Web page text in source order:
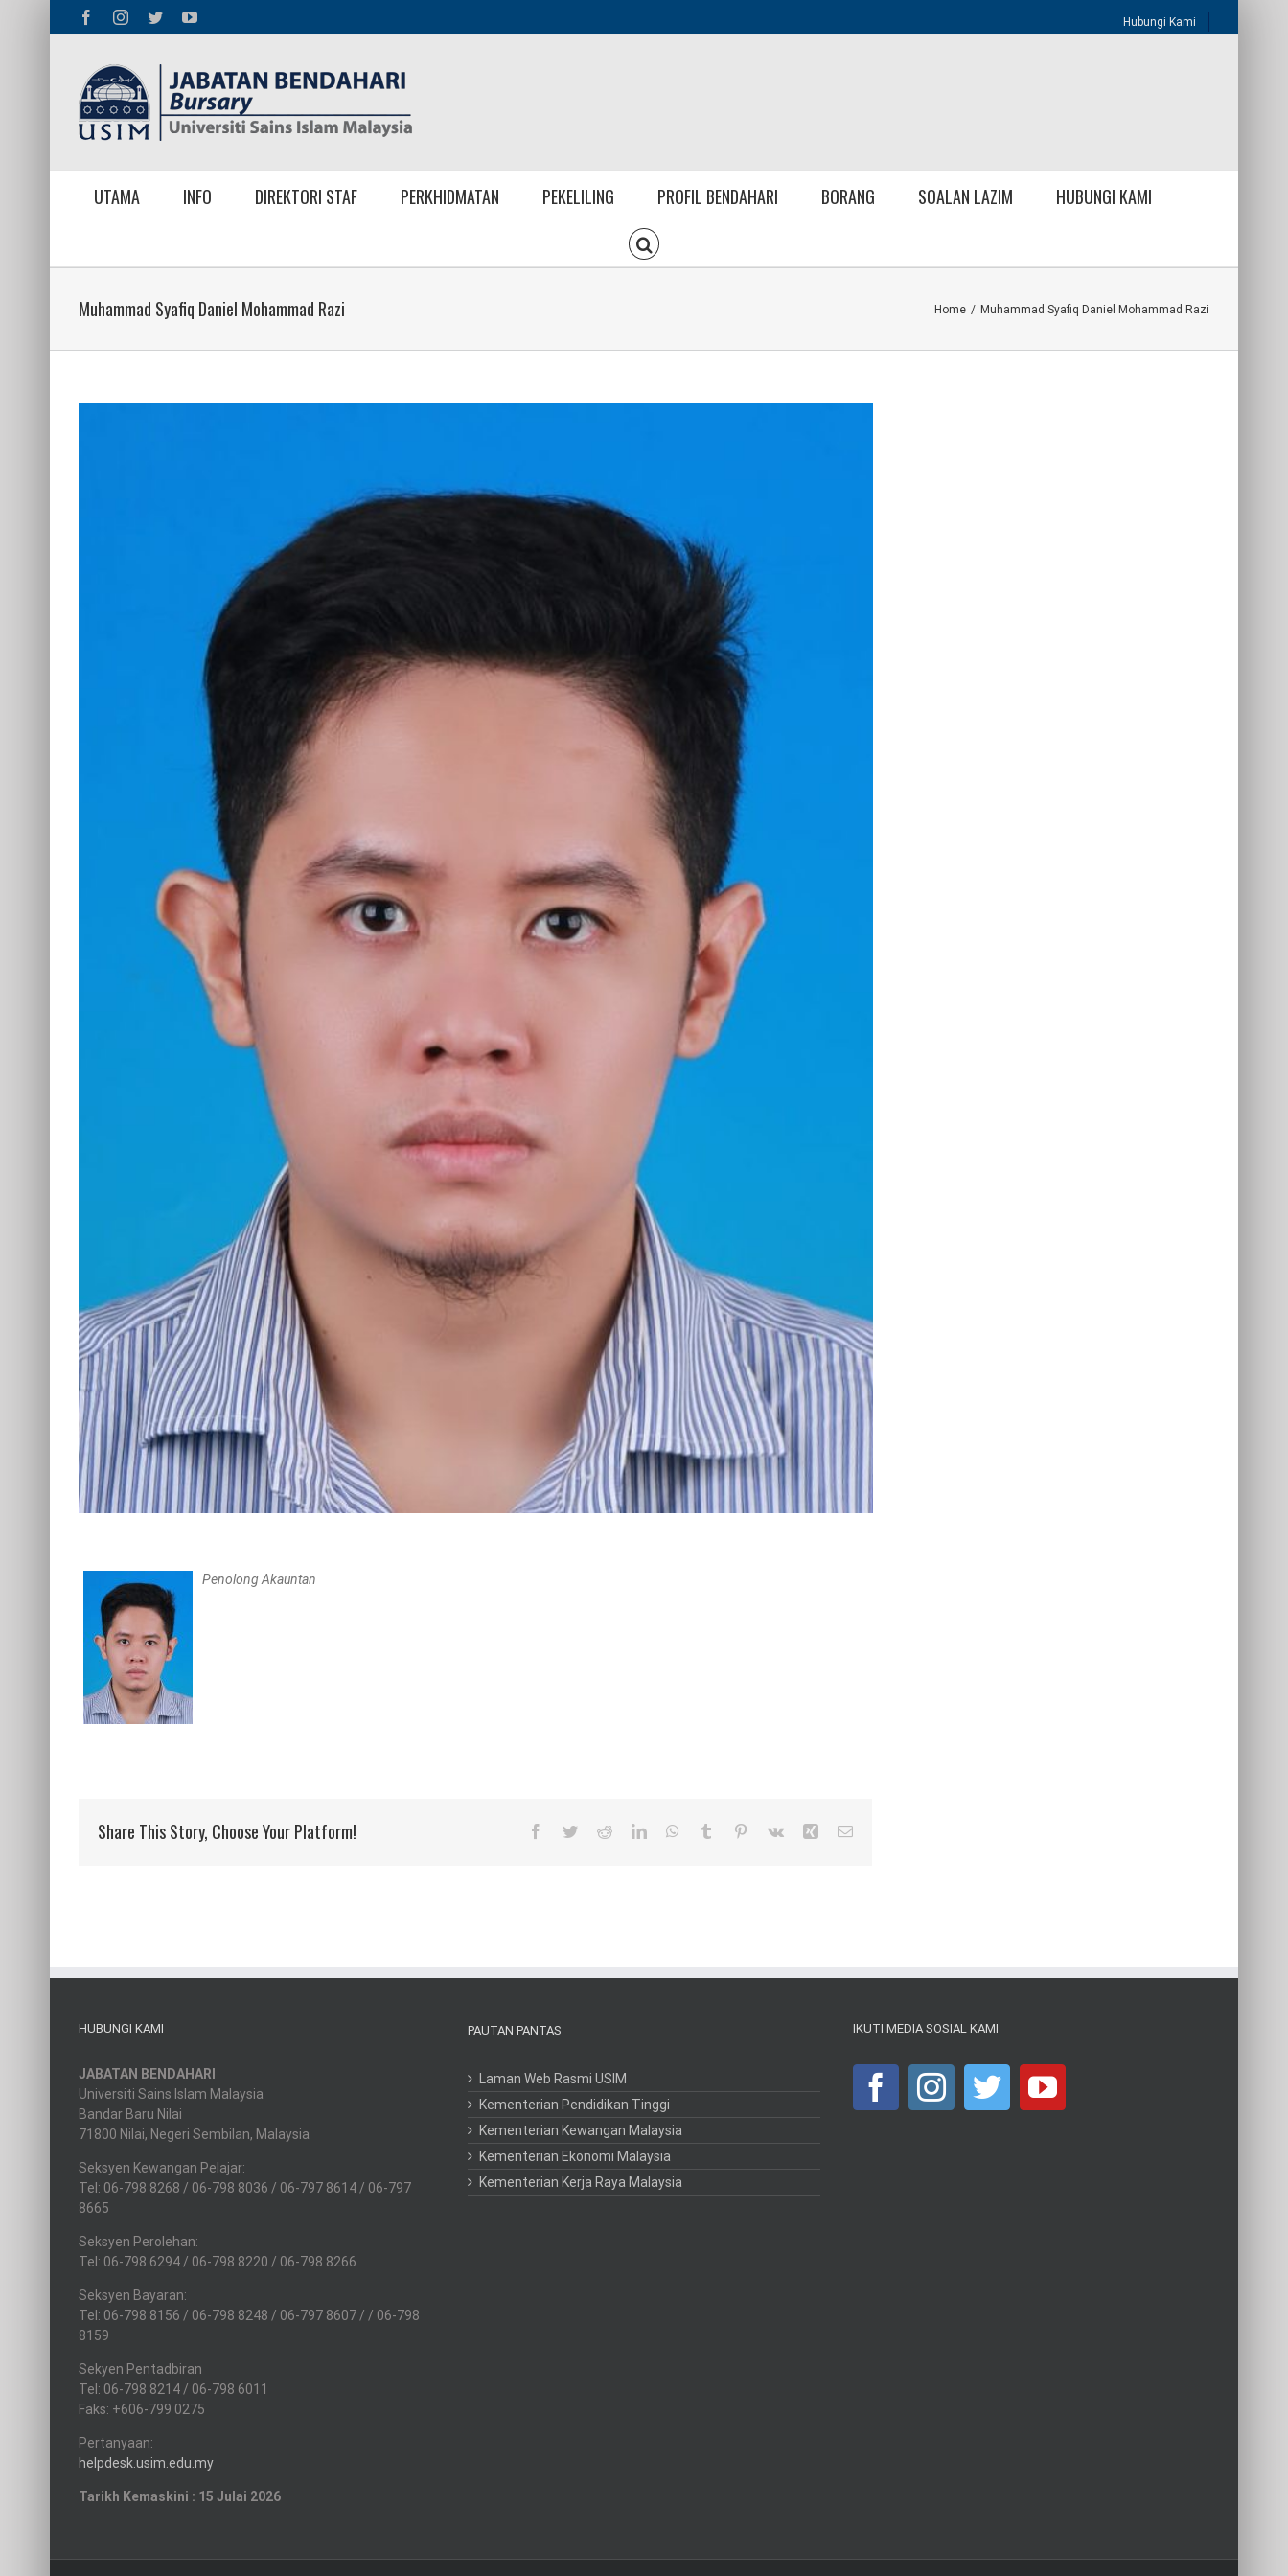
FacebookInstagram
TwitterYouTube Hubungi Kami
UTAMA INFO DIREKTORI STAF PERKHIDMATAN PEKELILING PROFIL BENDAHARI BORANG SOALAN LAZIM HUBUNGI KAMI
Muhammad Syafiq Daniel Mohammad Razi Home / Muhammad Syafiq Daniel Mohammad Razi
Penolong Akauntan
Share This Story, Choose Your Platform! Facebook
TwitterRedditLinkedInWhatsApp
Tumblr Pinterest
Vk Xing Email
HUBUNGI KAMI
JABATAN BENDAHARI
Universiti Sains Islam Malaysia
Bandar Baru Nilai
71800 Nilai, Negeri Sembilan, Malaysia
Seksyen Kewangan Pelajar:
Tel: 06-798 8268 / 06-798 8036 / 06-797 8614 / 06-797
8665
Seksyen Perolehan:
Tel: 06-798 6294 / 06-798 8220 / 06-798 8266
Seksyen Bayaran:
Tel: 06-798 8156 / 06-798 8248 / 06-797 8607 / / 06-798
8159
Sekyen Pentadbiran
Tel: 06-798 8214 / 06-798 6011
Faks: +606-799 0275
Pertanyaan:
helpdesk.usim.edu.my
Tarikh Kemaskini : 15 Julai 2026
PAUTAN PANTAS
Laman Web Rasmi USIM
Kementerian Pendidikan Tinggi
Kementerian Kewangan Malaysia
Kementerian Ekonomi Malaysia
Kementerian Kerja Raya Malaysia
IKUTI MEDIA SOSIAL KAMI